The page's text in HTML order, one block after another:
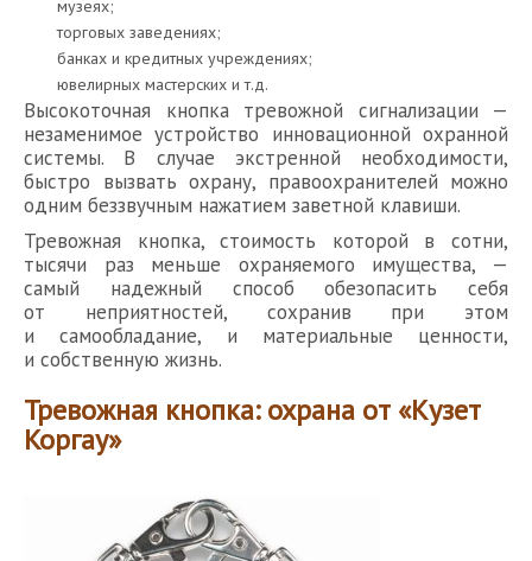
музеях;
торговых заведениях;
банках и кредитных учреждениях;
ювелирных мастерских и т.д.
Высокоточная кнопка тревожной сигнализации —
незаменимое устройство инновационной охранной
системы. В случае экстренной необходимости,
быстро вызвать охрану, правоохранителей можно
одним беззвучным нажатием заветной клавиши.
Тревожная кнопка, стоимость которой в сотни,
тысячи раз меньше охраняемого имущества, —
самый надежный способ обезопасить себя
от неприятностей, сохранив при этом
и самообладание, и материальные ценности,
и собственную жизнь.
Тревожная кнопка: охрана от «Кузет
Коргау»